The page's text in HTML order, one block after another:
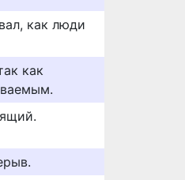
как люди
как